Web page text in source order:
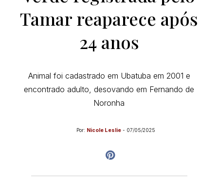
Tamar reaparece após
24 anos
Animal foi cadastrado em Ubatuba em 2001 e
encontrado adulto, desovando em Fernando de
Noronha
Por: Nicole Leslie - 07/05/2025